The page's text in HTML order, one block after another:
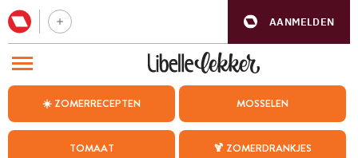
AANMELDEN
☀️ ZOMERRECEPTEN MOSSELEN
TOMAAT 🍹 ZOMERDRANKJES
BEZOEK ONZE ANDERE WEBSITES